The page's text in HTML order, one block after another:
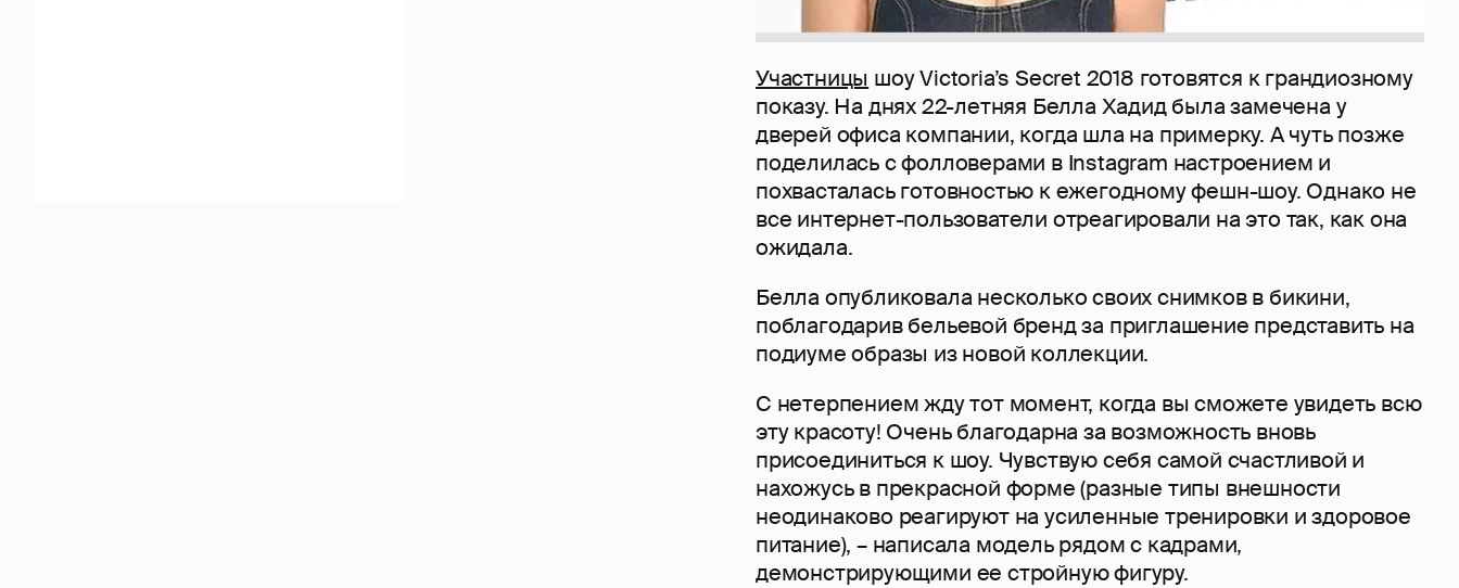
Участницы шоу Victoria’s Secret 2018 готовятся к грандиозному
показу. На днях 22-летняя Белла Хадид была замечена у
дверей офиса компании, когда шла на примерку. А чуть позже
поделилась с фолловерами в Instagram настроением и
похвасталась готовностью к ежегодному фешн-шоу. Однако не
все интернет-пользователи отреагировали на это так, как она
ожидала.
Белла опубликовала несколько своих снимков в бикини,
поблагодарив бельевой бренд за приглашение представить на
подиуме образы из новой коллекции.
С нетерпением жду тот момент, когда вы сможете увидеть всю
эту красоту! Очень благодарна за возможность вновь
присоединиться к шоу. Чувствую себя самой счастливой и
нахожусь в прекрасной форме (разные типы внешности
неодинаково реагируют на усиленные тренировки и здоровое
питание), – написала модель рядом с кадрами,
демонстрирующими ее стройную фигуру.